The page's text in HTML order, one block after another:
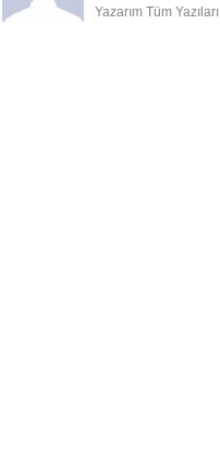
Yazarım Tüm Yazıları